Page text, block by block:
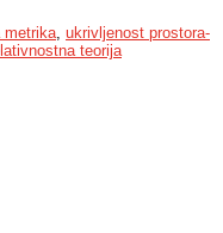
v okolici sferično
sistema GPS, kjer
metriko za
treh klasičnih testov
ob sferično simetrični
opišemo. V
gravitacijsko lečenje in
za opazovanje eksoplanetov.
metrika, ukrivljenost prostora-
teorija